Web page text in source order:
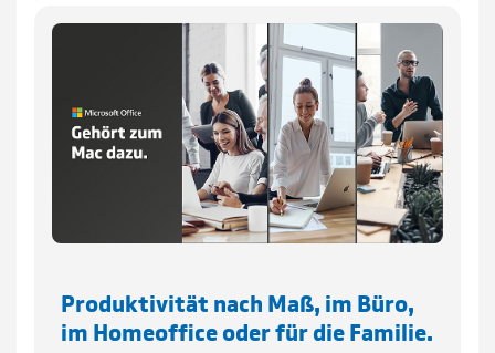
Produktivität nach Maß, im Büro,
im Homeoffice oder für die Familie.